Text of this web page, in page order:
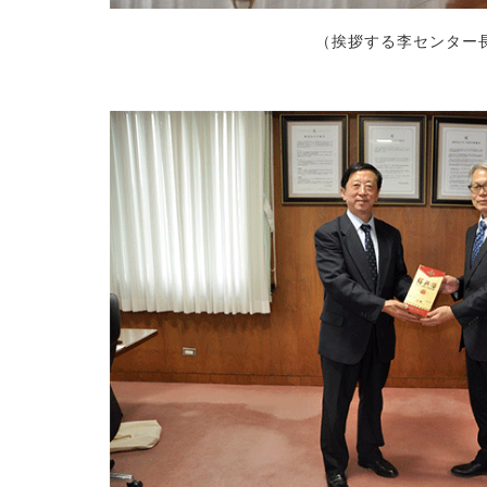
（挨拶する李センター